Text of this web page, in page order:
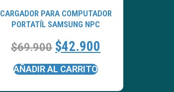
CARGADOR PARA COMPUTADOR
PORTATÍL SAMSUNG NPC
$69.900 $42.900
AÑADIR AL CARRITO